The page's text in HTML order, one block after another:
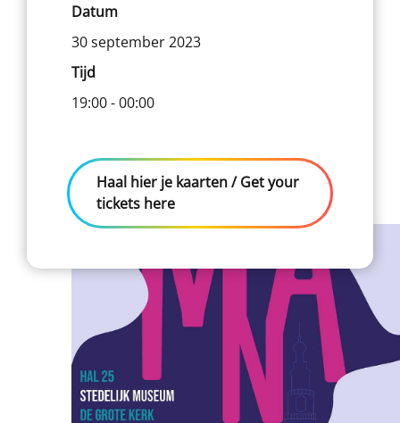
Datum
30 september 2023
Tijd
19:00 - 00:00
Haal hier je kaarten / Get your
tickets here